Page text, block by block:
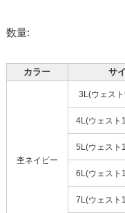
数量:
カラー サ
杢ネイビー
3L(ウェス
4L(ウェスト
5L(ウェスト
6L(ウェスト
7L(ウェスト